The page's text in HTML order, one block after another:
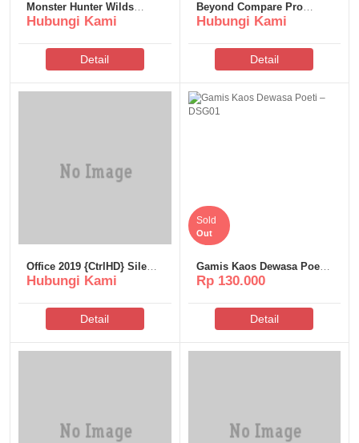
Monster Hunter Wilds
Windows Version Multi-
Hubungi Kami
Detail
Beyond Compare Pro
Edition License[Activated]
Hubungi Kami
Detail
Office 2019 {CtrlHD} Silent
Activation Script
Hubungi Kami
Detail
Gamis Kaos Dewasa Poeti
– DSG01
Sold
Out
Rp 130.000
Detail